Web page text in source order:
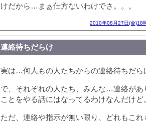
けだから…まぁ仕方ないわけでさ。。。
2010年08月27日(金)18
連絡待ちだらけ
実は…何人もの人たちからの連絡待ちだら
で、それぞれの人たち、みんな…連絡があ
ことをやる話にはなってるわけなんだけど
ただ、連絡や指示が無い限り、どれもこ